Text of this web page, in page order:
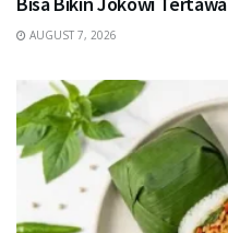
AUGUST 7, 2026